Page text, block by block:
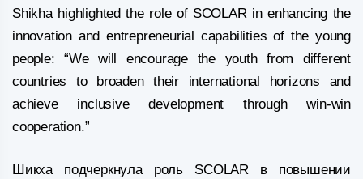
Shikha highlighted the role of SCOLAR in enhancing the
innovation and entrepreneurial capabilities of the young
people: “We will encourage the youth from different
countries to broaden their international horizons and
achieve inclusive development through win-win
cooperation.”
Шикха подчеркнула роль SCOLAR в повышении